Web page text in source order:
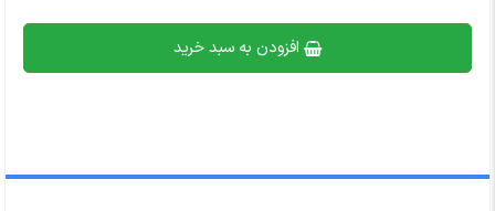
افزودن به سبد خرید